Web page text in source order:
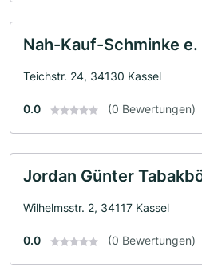
Nah-Kauf-Schminke e.
Teichstr. 24, 34130 Kassel
0.0 (0 Bewertungen)
Jordan Günter
Wilhelmsstr. 2, 34117 Kassel
0.0 (0 Bewertungen)